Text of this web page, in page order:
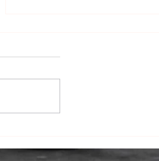
舞山秀一のアシスタントを募集し
港区南青山7−1−12 南青山高樹町ハ